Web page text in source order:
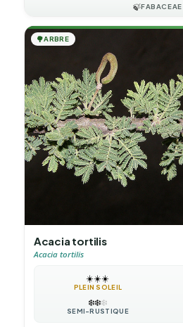
🍃FABACEAE
🌳ARBRE
Acacia tortilis
Acacia tortilis
☀️☀️☀️
PLEIN SOLEIL
❄️❄️❄️
SEMI-RUSTIQUE